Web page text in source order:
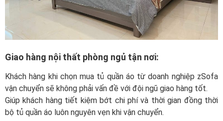
Giao hàng nội thất phòng ngủ tận nơi:
Khách hàng khi chọn mua tủ quần áo từ doanh nghiệp zSofa
vận chuyển sẽ không phải vấn đề với đội ngũ giao hàng tốt.
Giúp khách hàng tiết kiệm bớt chi phí và thời gian đồng thời
bộ tủ quần áo luôn nguyên vẹn khi vận chuyển.